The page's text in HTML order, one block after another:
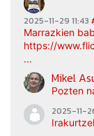
2025-11-29 11:43
Marrazkien
https://
...
Mikel
Pozten
2025-11-